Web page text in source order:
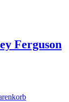
Ferguson